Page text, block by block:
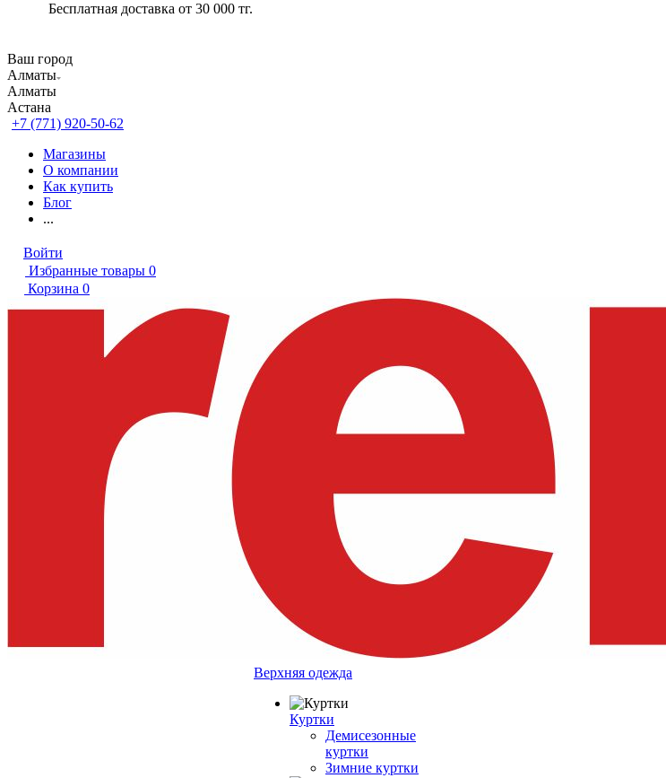
Бесплатная доставка от 30 000 тг.
Ваш город
Алматы
Алматы
Астана
+7 (771) 920-50-62
Магазины
О компании
Как купить
Блог
...
Войти
Избранные товары 0
Корзина 0
Верхняя одежда
Куртки
Демисезонные
куртки
Зимние куртки